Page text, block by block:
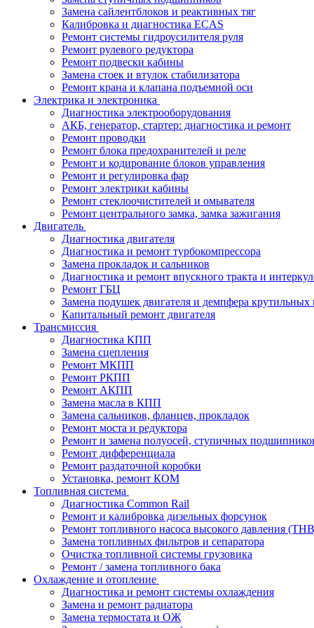
Замена сайлентблоков и реактивных тяг
Калибровка и диагностика ECAS
Ремонт системы гидроусилителя руля
Ремонт рулевого редуктора
Ремонт подвески кабины
Замена стоек и втулок стабилизатора
Ремонт крана и клапана подъемной оси
Электрика и электроника
Диагностика электрооборудования
АКБ, генератор, стартер: диагностика и ремонт
Ремонт проводки
Ремонт блока предохранителей и реле
Ремонт и кодирование блоков управления
Ремонт и регулировка фар
Ремонт электрики кабины
Ремонт стеклоочистителей и омывателя
Ремонт центрального замка, замка зажигания
Двигатель
Диагностика двигателя
Диагностика и ремонт турбокомпрессора
Замена прокладок и сальников
Диагностика и ремонт впускного тракта и
Ремонт ГБЦ
Замена подушек двигателя и демпфера крутильных
Капитальный ремонт двигателя
Трансмиссия
Диагностика КПП
Замена сцепления
Ремонт МКПП
Ремонт РКПП
Ремонт АКПП
Замена масла в КПП
Замена сальников, фланцев, прокладок
Ремонт моста и редуктора
Ремонт и замена полуосей, ступичных
Ремонт дифференциала
Ремонт раздаточной коробки
Установка, ремонт КОМ
Топливная система
Диагностика Common Rail
Ремонт и калибровка дизельных форсунок
Ремонт топливного насоса высокого давления
Замена топливных фильтров и сепаратора
Очистка топливной системы грузовика
Ремонт / замена топливного бака
Охлаждение и отопление
Диагностика и ремонт системы охлаждения
Замена и ремонт радиатора
Замена термостата и ОЖ